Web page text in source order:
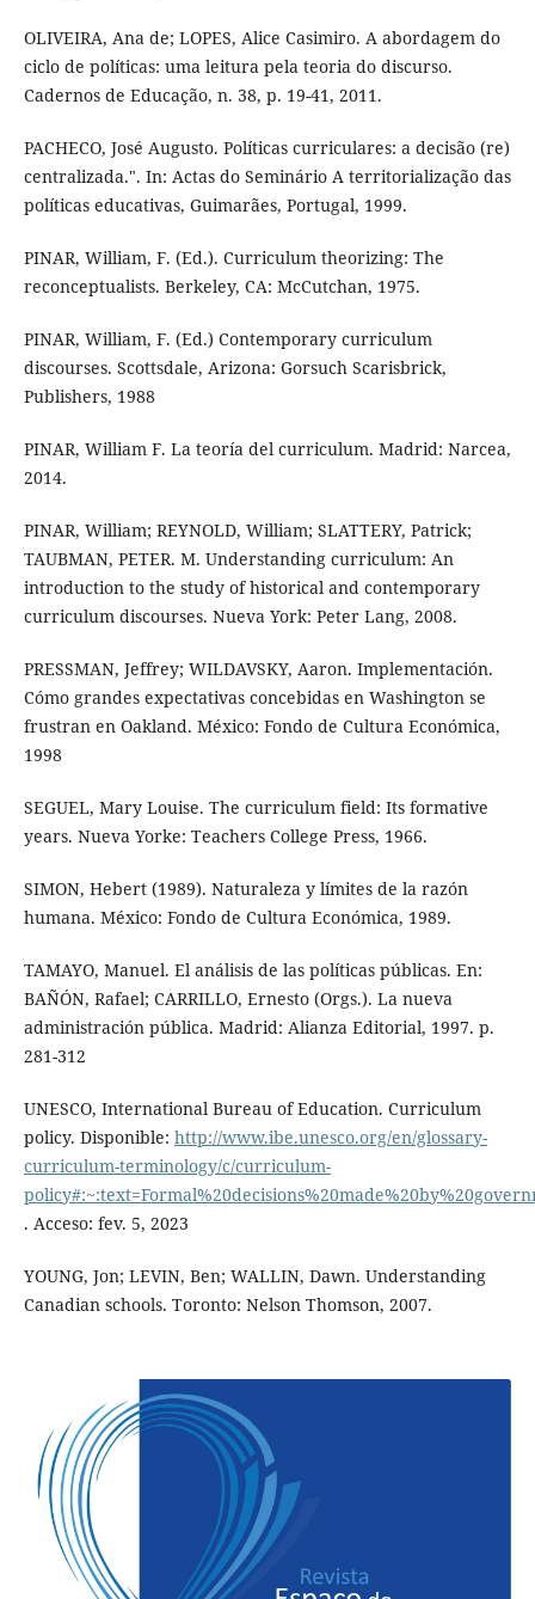
OLIVEIRA, Ana de; LOPES, Alice Casimiro. A abordagem do
ciclo de políticas: uma leitura pela teoria do discurso.
Cadernos de Educação, n. 38, p. 19-41, 2011.
PACHECO, José Augusto. Políticas curriculares: a decisão (re)
centralizada.". In: Actas do Seminário A territorialização das
políticas educativas, Guimarães, Portugal, 1999.
PINAR, William, F. (Ed.). Curriculum theorizing: The
reconceptualists. Berkeley, CA: McCutchan, 1975.
PINAR, William, F. (Ed.) Contemporary curriculum
discourses. Scottsdale, Arizona: Gorsuch Scarisbrick,
Publishers, 1988
PINAR, William F. La teoría del curriculum. Madrid: Narcea,
2014.
PINAR, William; REYNOLD, William; SLATTERY, Patrick;
TAUBMAN, PETER. M. Understanding curriculum: An
introduction to the study of historical and contemporary
curriculum discourses. Nueva York: Peter Lang, 2008.
PRESSMAN, Jeffrey; WILDAVSKY, Aaron. Implementación.
Cómo grandes expectativas concebidas en Washington se
frustran en Oakland. México: Fondo de Cultura Económica,
1998
SEGUEL, Mary Louise. The curriculum field: Its formative
years. Nueva Yorke: Teachers College Press, 1966.
SIMON, Hebert (1989). Naturaleza y límites de la razón
humana. México: Fondo de Cultura Económica, 1989.
TAMAYO, Manuel. El análisis de las políticas públicas. En:
BAÑÓN, Rafael; CARRILLO, Ernesto (Orgs.). La nueva
administración pública. Madrid: Alianza Editorial, 1997. p.
281-312
UNESCO, International Bureau of Education. Curriculum
policy. Disponible: http://www.ibe.unesco.org/en/glossary-
curriculum-terminology/c/curriculum-
. Acceso: fev. 5, 2023
YOUNG, Jon; LEVIN, Ben; WALLIN, Dawn. Understanding
Canadian schools. Toronto: Nelson Thomson, 2007.